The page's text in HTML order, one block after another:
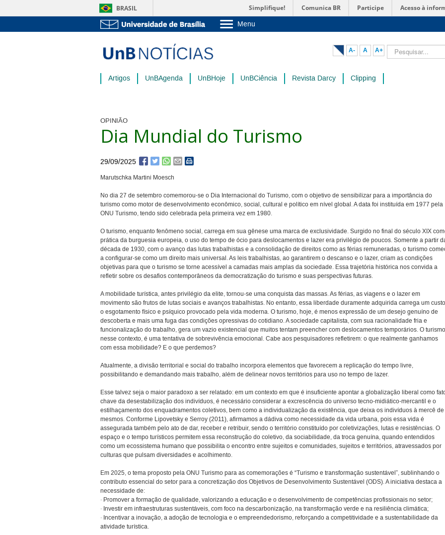
BRASIL Simplifique! Comunica BR Participe Acesso à
Menu
Pós-Graduação
Administração
A- A A+ Pesquisar...
Artigos UnBAgenda UnBHoje UnBCiência Revista Darcy Clipping
OPINIÃO
Dia Mundial do Turismo
29/09/2025
Marutschka Martini Moesch
No dia 27 de setembro comemorou-se o Dia Internacional do Turismo, com o objetivo de sensibilizar para a importância do
turismo como motor de desenvolvimento econômico, social, cultural e político em nível global. A data foi instituída em 1977 pela
ONU Turismo, tendo sido celebrada pela primeira vez em 1980.
O turismo, enquanto fenômeno social, carrega em sua gênese uma marca de exclusividade. Surgido no final do século XIX
prática da burguesia europeia, o uso do tempo de ócio para deslocamentos e lazer era privilégio de poucos. Somente a partir
década de 1930, com o avanço das lutas trabalhistas e a consolidação de direitos como as férias remuneradas, o turismo
a configurar-se como um direito mais universal. As leis trabalhistas, ao garantirem o descanso e o lazer, criam as condições
objetivas para que o turismo se torne acessível a camadas mais amplas da sociedade. Essa trajetória histórica nos convida a
refletir sobre os desafios contemporâneos da democratização do turismo e suas perspectivas futuras.
A mobilidade turística, antes privilégio da elite, tornou-se uma conquista das massas. As férias, as viagens e o lazer em
movimento são frutos de lutas sociais e avanços trabalhistas. No entanto, essa liberdade duramente adquirida carrega um
o esgotamento físico e psíquico provocado pela vida moderna. O turismo, hoje, é menos expressão de um desejo genuíno de
descoberta e mais uma fuga das condições opressivas do cotidiano. A sociedade capitalista, com sua racionalidade fria e
funcionalização do trabalho, gera um vazio existencial que muitos tentam preencher com deslocamentos temporários. O
nesse contexto, é uma tentativa de sobrevivência emocional. Cabe aos pesquisadores refletirem: o que realmente ganhamos
com essa mobilidade? E o que perdemos?
Atualmente, a divisão territorial e social do trabalho incorpora elementos que favorecem a replicação do tempo livre,
possibilitando e demandando mais trabalho, além de delinear novos territórios para uso no tempo de lazer.
Esse talvez seja o maior paradoxo a ser relatado: em um contexto em que é insuficiente apontar a globalização liberal como
chave da desestabilização dos indivíduos, é necessário considerar a excrescência do universo tecno-midiático-mercantil e o
estilhaçamento dos enquadramentos coletivos, bem como a individualização da existência, que deixa os indivíduos à mercê
mesmos. Conforme Lipovetsky e Serroy (2011), afirmamos a dádiva como necessidade da vida urbana, pois essa vida é
assegurada também pelo ato de dar, receber e retribuir, sendo o território constituído por coletivizações, lutas e resistências. O
espaço e o tempo turísticos permitem essa reconstrução do coletivo, da sociabilidade, da troca genuína, quando entendidos
como um ecossistema humano que possibilita o encontro entre sujeitos e comunidades, sujeitos e territórios, atravessados por
culturas que pulsam diversidades e acolhimento.
Em 2025, o tema proposto pela ONU Turismo para as comemorações é “Turismo e transformação sustentável”, sublinhando o
contributo essencial do setor para a concretização dos Objetivos de Desenvolvimento Sustentável (ODS). A iniciativa destaca a
necessidade de:
· Promover a formação de qualidade, valorizando a educação e o desenvolvimento de competências profissionais no setor;
· Investir em infraestruturas sustentáveis, com foco na descarbonização, na transformação verde e na resiliência climática;
· Incentivar a inovação, a adoção de tecnologia e o empreendedorismo, reforçando a competitividade e a sustentabilidade da
atividade turística.